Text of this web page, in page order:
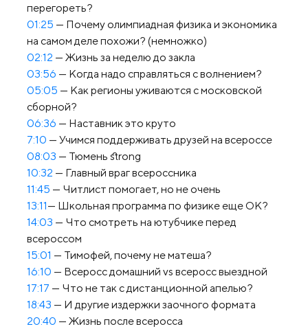
перегореть?
01:25 — Почему олимпиадная физика и экономика
на самом деле похожи? (немножко)
02:12 — Жизнь за неделю до закла
03:56 — Когда надо справляться с волнением?
05:05 — Как регионы уживаются с московской
сборной?
06:36 — Наставник это круто
7:10 — Учимся поддерживать друзей на всероссе
08:03 — Тюмень strong
10:32 — Главный враг всероссника
11:45 — Читлист помогает, но не очень
13:11— Школьная программа по физике еще ОК?
14:03 — Что смотреть на ютубчике перед
всероссом
15:01 — Тимофей, почему не матеша?
16:10 — Всеросс домашний vs всеросс выездной
17:17 — Что не так с дистанционной апелью?
18:43 — И другие издержки заочного формата
20:40 — Жизнь после всеросса